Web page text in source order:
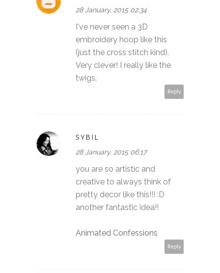
28 January, 2015 02:34
I've never seen a 3D
embroidery hoop like this
(just the cross stitch kind).
Very clever! I really like the
twigs.
Reply
SYBIL
28 January, 2015 06:17
you are so artistic and
creative to always think of
pretty decor like this!!! :D
another fantastic idea!!
Animated Confessions
Reply